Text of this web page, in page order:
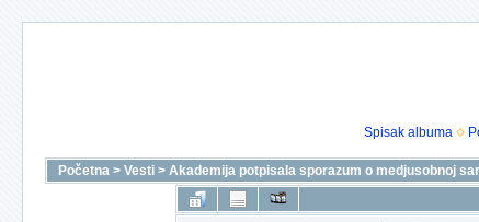
Spisak albuma
Početna > Vesti > Akademija potpisala sporazum o medjusobnoj